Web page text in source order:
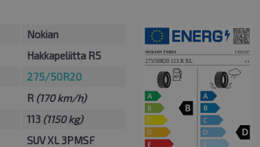
Nokian
Hakkapeliitta R5
275/50R20
R (170 km/h)
113 (1150 kg)
SUV XL 3PMSF